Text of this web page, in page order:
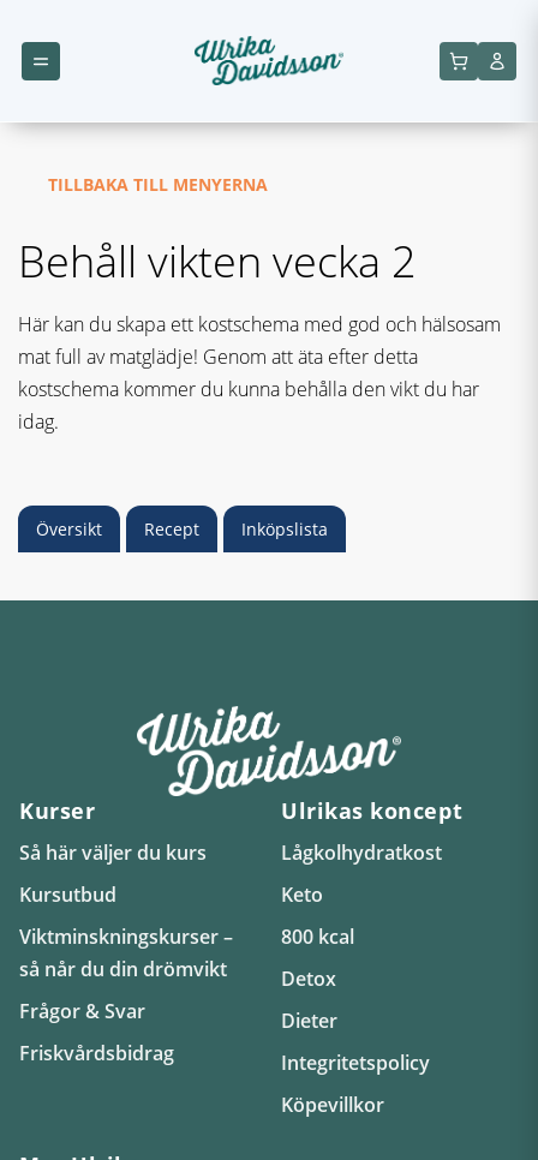
TILLBAKA TILL MENYERNA
Behåll vikten vecka 2
Här kan du skapa ett kostschema med god och hälsosam
mat full av matglädje! Genom att äta efter detta
kostschema kommer du kunna behålla den vikt du har
idag.
Översikt Recept Inköpslista
Kurser
Så här väljer du kurs
Kursutbud
Viktminskningskurser –
så når du din drömvikt
Frågor & Svar
Friskvårdsbidrag
Ulrikas koncept
Lågkolhydratkost
Keto
800 kcal
Detox
Dieter
Integritetspolicy
Köpevillkor